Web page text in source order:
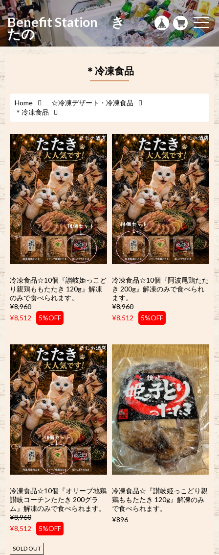
Benefit Station き
たの
t
o
g
g
g
o
＊冷凍食品
Home
☆冷凍デザート・冷凍食品
＊冷凍食品
冷凍食品☆10個『讃岐姫っこど
り親鶏ももたたき 120g』解凍
のみで食べられます。
¥8,960
¥8,512
5%OFF
冷凍食品☆10個『阿波尾鶏たた
き 200g』解凍のみで食べられ
ます。
¥8,960
¥8,512
5%OFF
冷凍食品☆10個『オリーブ地鶏
讃岐コーチンたたき 200グラ
ム』解凍のみで食べられます。
¥8,960
¥8,512
5%OFF
SOLD OUT
冷凍食品☆『讃岐姫っこどり親
鶏ももたたき 120g』解凍のみ
で食べられます。
¥896
g
l
e
n
a
v
i
n